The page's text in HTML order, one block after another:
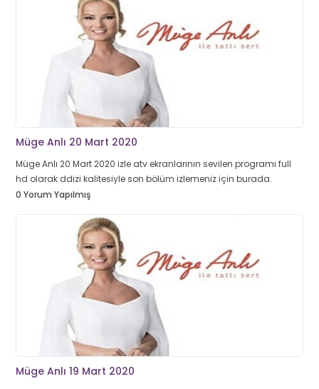
Müge Anlı 20 Mart 2020
Müge Anlı 20 Mart 2020 izle atv ekranlarının sevilen programı full
hd olarak ddizi kalitesiyle son bölüm izlemeniz için burada.
0 Yorum Yapılmış
Müge Anlı 19 Mart 2020